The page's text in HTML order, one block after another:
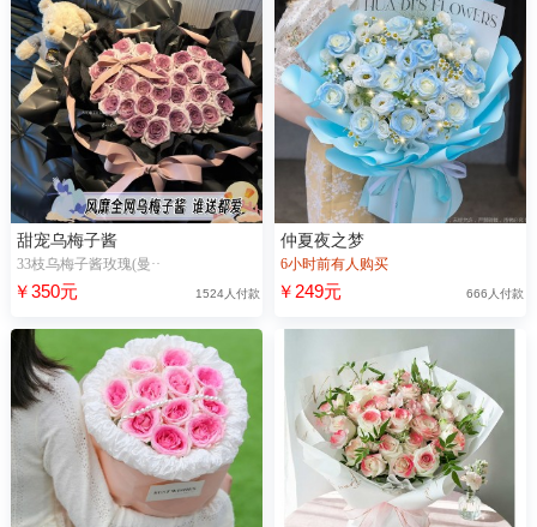
甜宠乌梅子酱
33枝乌梅子酱玫瑰(曼··
￥350元 1524人付款
仲夏夜之梦
6小时前有人购买
￥249元 666人付款